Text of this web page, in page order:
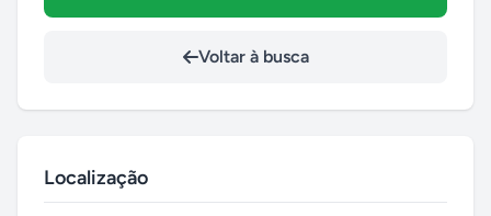
Voltar à busca
Localização